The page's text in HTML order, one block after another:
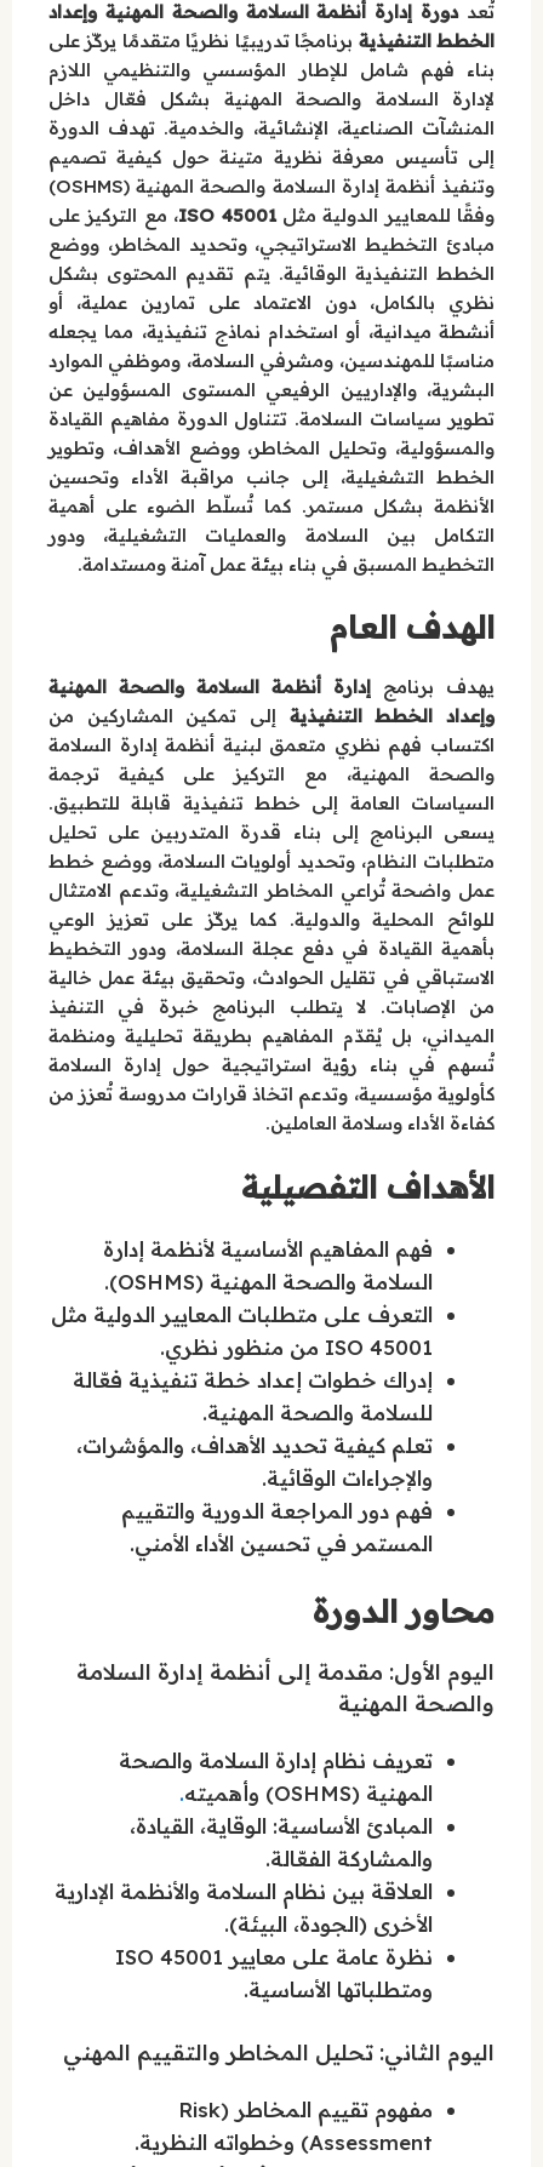
تُعددورة إدارة أنظمة السلامة والصحة المهنية وإعداد
الخطط التنفيذية برنامجًا تدريبيًا نظريًا متقدمًا يركّز على
بناء فهم شامل للإطار المؤسسي والتنظيمي اللازم
لإدارة السلامة والصحة المهنية بشكل فعّال داخل
المنشآت الصناعية، الإنشائية، والخدمية. تهدف الدورة
إلى تأسيس معرفة نظرية متينة حول كيفية تصميم
وتنفيذ أنظمة إدارة السلامة والصحة المهنية (OSHMS)
وفقًا للمعايير الدولية مثلISO 45001، مع التركيز على
مبادئ التخطيط الاستراتيجي، وتحديد المخاطر، ووضع
الخطط التنفيذية الوقائية. يتم تقديم المحتوى بشكل
نظري بالكامل، دون الاعتماد على تمارين عملية، أو
أنشطة ميدانية، أو استخدام نماذج تنفيذية، مما يجعله
مناسبًا للمهندسين، ومشرفي السلامة، وموظفي الموارد
البشرية، والإداريين الرفيعي المستوى المسؤولين عن
تطوير سياسات السلامة. تتناول الدورة مفاهيم القيادة
والمسؤولية، وتحليل المخاطر، ووضع الأهداف، وتطوير
الخطط التشغيلية، إلى جانب مراقبة الأداء وتحسين
الأنظمة بشكل مستمر. كما تُسلّط الضوء على أهمية
التكامل بين السلامة والعمليات التشغيلية، ودور
التخطيط المسبق في بناء بيئة عمل آمنة ومستدامة.
الهدف العام
يهدف برنامج إدارة أنظمة السلامة والصحة المهنية
وإعداد الخطط التنفيذية إلى تمكين المشاركين من
اكتساب فهم نظري متعمق لبنية أنظمة إدارة السلامة
والصحة المهنية، مع التركيز على كيفية ترجمة
السياسات العامة إلى خطط تنفيذية قابلة للتطبيق.
يسعى البرنامج إلى بناء قدرة المتدربين على تحليل
متطلبات النظام، وتحديد أولويات السلامة، ووضع خطط
عمل واضحة تُراعي المخاطر التشغيلية، وتدعم الامتثال
للوائح المحلية والدولية. كما يركّز على تعزيز الوعي
بأهمية القيادة في دفع عجلة السلامة، ودور التخطيط
الاستباقي في تقليل الحوادث، وتحقيق بيئة عمل خالية
من الإصابات. لا يتطلب البرنامج خبرة في التنفيذ
الميداني، بل يُقدّم المفاهيم بطريقة تحليلية ومنظمة
تُسهم في بناء رؤية استراتيجية حول إدارة السلامة
كأولوية مؤسسية، وتدعم اتخاذ قرارات مدروسة تُعزز من
كفاءة الأداء وسلامة العاملين.
الأهداف التفصيلية
فهم المفاهيم الأساسية لأنظمة إدارة
السلامة والصحة المهنية (OSHMS).
التعرف على متطلبات المعايير الدولية مثل
ISO 45001 من منظور نظري.
إدراك خطوات إعداد خطة تنفيذية فعّالة
للسلامة والصحة المهنية.
تعلم كيفية تحديد الأهداف، والمؤشرات،
والإجراءات الوقائية.
فهم دور المراجعة الدورية والتقييم
المستمر في تحسين الأداء الأمني.
محاور الدورة
اليوم الأول: مقدمة إلى أنظمة إدارة السلامة
والصحة المهنية
تعريف نظام إدارة السلامة والصحة
المهنية (OSHMS) وأهميته
.
المبادئ الأساسية: الوقاية، القيادة،
والمشاركة الفعّالة.
العلاقة بين نظام السلامة والأنظمة الإدارية
الأخرى (الجودة، البيئة).
نظرة عامة على معايير ISO 45001
ومتطلباتها الأساسية.
اليوم الثاني: تحليل المخاطر والتقييم المهني
مفهوم تقييم المخاطر (Risk
Assessment) وخطواته النظرية.